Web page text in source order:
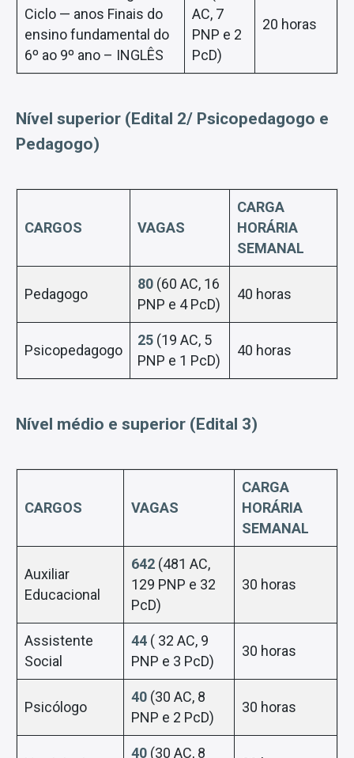
Ciclo — anos Finais do
ensino fundamental do
6º ao 9º ano – INGLÊS
AC, 7
PNP e 2
PcD)
20 horas
Nível superior (Edital 2/ Psicopedagogo e
Pedagogo)
CARGOS VAGAS
CARGA
HORÁRIA
SEMANAL
Pedagogo
80 (60 AC, 16
PNP e 4 PcD)
40 horas
Psicopedagogo
25 (19 AC, 5
PNP e 1 PcD)
40 horas
Nível médio e superior (Edital 3)
CARGOS VAGAS
CARGA
HORÁRIA
SEMANAL
Auxiliar
Educacional
642 (481 AC,
129 PNP e 32
PcD)
30 horas
Assistente
Social
44 ( 32 AC, 9
PNP e 3 PcD)
30 horas
Psicólogo
40 (30 AC, 8
PNP e 2 PcD)
30 horas
40 (30 AC, 8